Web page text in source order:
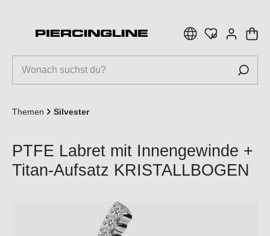
Themen Silvester
PTFE Labret mit Innengewinde +
Titan-Aufsatz KRISTALLBOGEN